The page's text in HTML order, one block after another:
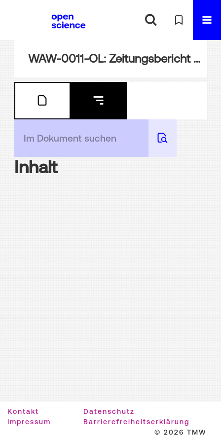
WAW-0011-OL: Zeitungsbericht Exner
Inhalt
Kontakt
Datenschutz
Impressum
Barrierefreiheitserklärung
© 2026 TMW